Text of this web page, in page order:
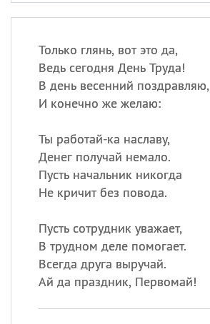
Только глянь, вот это да,
Ведь сегодня День Труда!
В день весенний поздравляю,
И конечно же желаю:
Ты работай-ка наславу,
Денег получай немало.
Пусть начальник никогда
Не кричит без повода.
Пусть сотрудник уважает,
В трудном деле помогает.
Всегда друга выручай.
Ай да праздник, Первомай!